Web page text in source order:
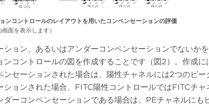
ンコントロールのレイアウトを用いたコンペンセーションの評価
面を表示します）
ション、あるいはアンダーコンペンセーションでない
ンコントロールの図を作成することです（図2）。作成
ンセーションされた場合は、陽性チャネルには2つのピ
ションされた場合、FITC陽性コントロールではFITCチ
ダーコンペンセーションである場合は、PEチャネルに